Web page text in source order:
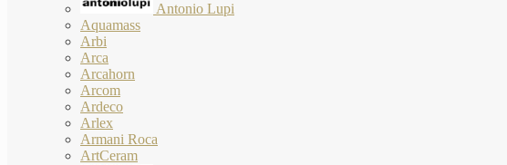
Antonio Lupi
Aquamass
Arbi
Arca
Arcahorn
Arcom
Ardeco
Arlex
Armani Roca
ArtCeram